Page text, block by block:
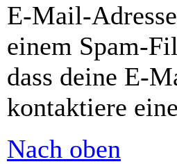
E-Mail-
einem Spam-
dass deine E-
kontaktiere
Nach oben